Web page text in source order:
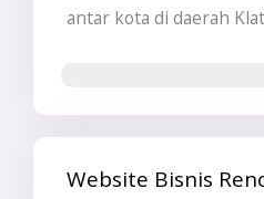
antar kota di daerah
Website Bisnis